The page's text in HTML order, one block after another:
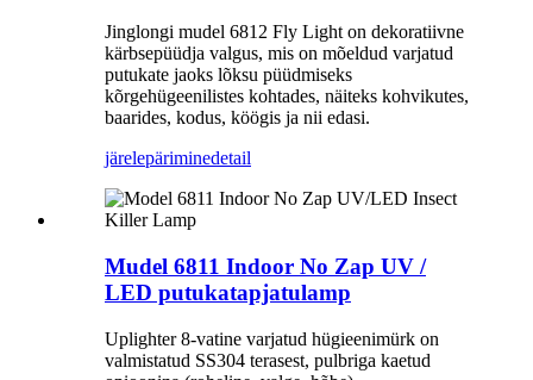
Jinglongi mudel 6812 Fly Light on dekoratiivne
kärbsepüüdja ​​valgus, mis on mõeldud varjatud
putukate jaoks lõksu püüdmiseks
kõrgehügeenilistes kohtades, näiteks kohvikutes,
baarides, kodus, köögis ja nii edasi.
järelepäriminedetail
Mudel 6811 Indoor No Zap UV /
LED putukatapjatulamp
Uplighter 8-vatine varjatud hügieenimürk on
valmistatud SS304 terasest, pulbriga kaetud